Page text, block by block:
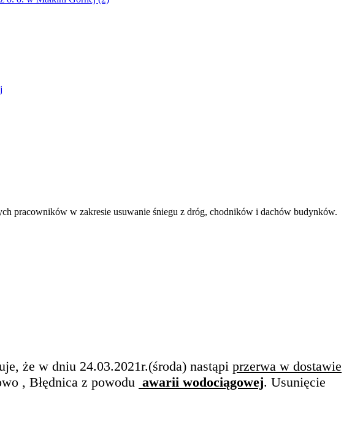
pracowników w zakresie usuwanie śniegu z dróg, chodników i dachów budynków.
że w dniu 24.03.2021r.(środa) nastąpi przerwa w dostawie
, Błędnica z powodu awarii wodociągowej. Usunięcie